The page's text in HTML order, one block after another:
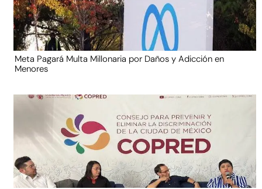
Meta Pagará Multa Millonaria por Daños y Adicción en
Menores